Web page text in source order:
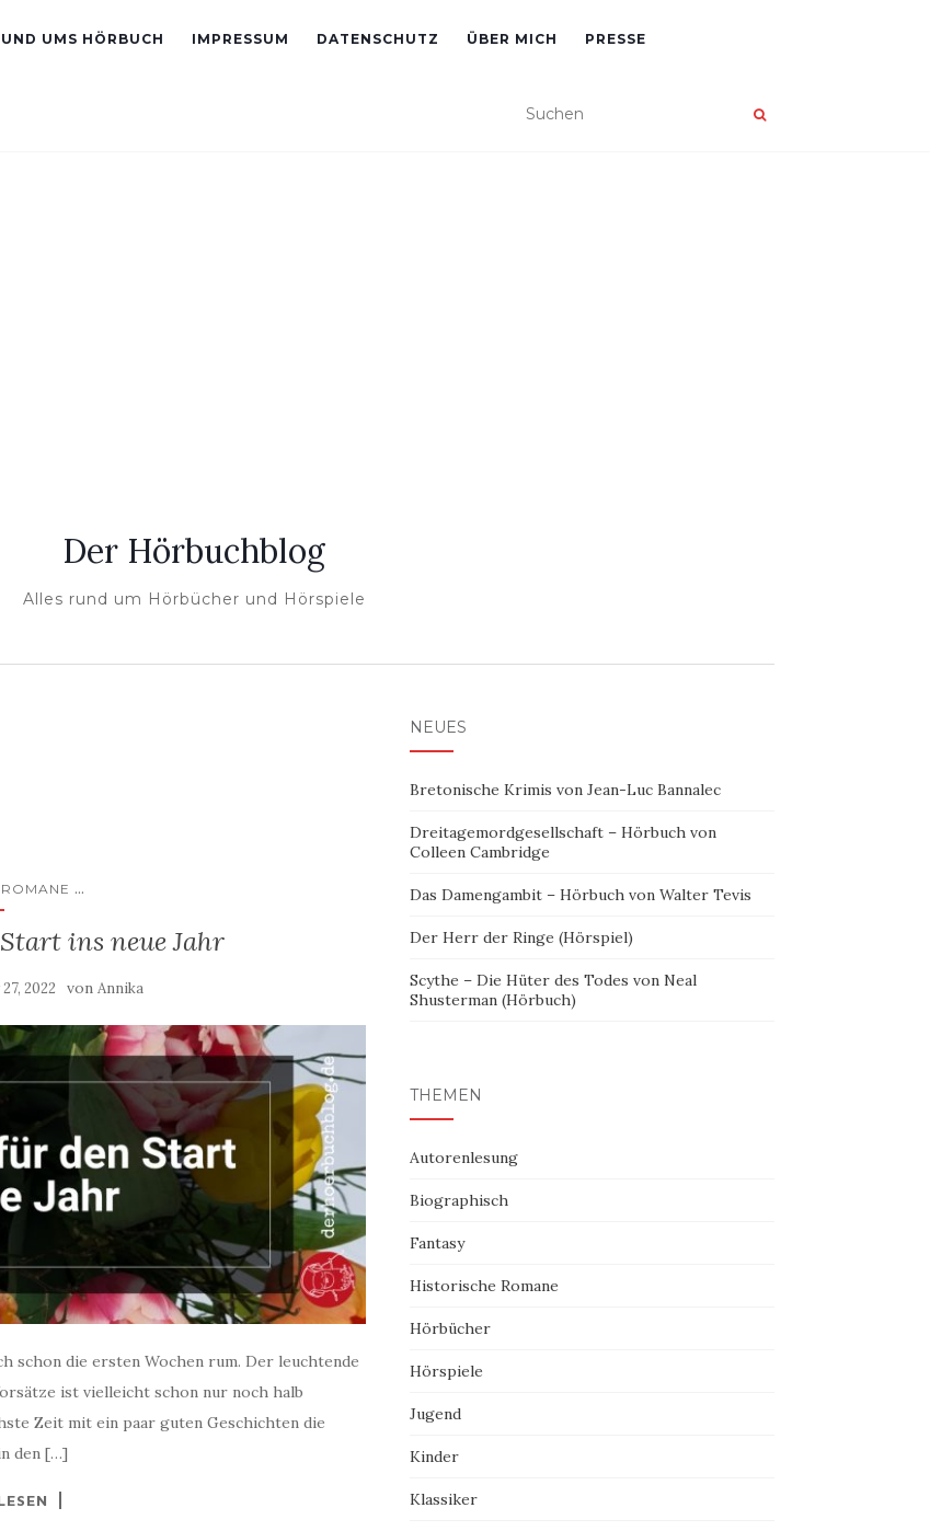
UMS HÖRBUCH IMPRESSUM DATENSCHUTZ ÜBER MICH PRESSE
Der Hörbuchblog
Alles rund um Hörbücher und Hörspiele
...
ins neue Jahr
2022 vonAnnika
schon die ersten Wochen rum. Der leuchtende
ist vielleicht schon nur noch halb
Zeit mit ein paar guten Geschichten die
den […]
NEUES
Bretonische Krimis von Jean-Luc Bannalec
Dreitagemordgesellschaft – Hörbuch von
Colleen Cambridge
Das Damengambit – Hörbuch von Walter Tevis
Der Herr der Ringe (Hörspiel)
Scythe – Die Hüter des Todes von Neal
Shusterman (Hörbuch)
THEMEN
Autorenlesung
Biographisch
Fantasy
Historische Romane
Hörbücher
Hörspiele
Jugend
Kinder
Klassiker